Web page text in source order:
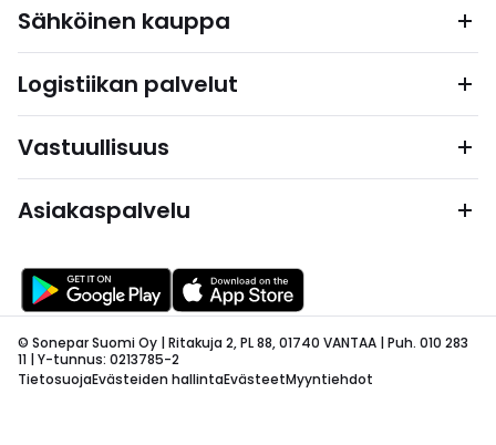
Sähköinen kauppa
Logistiikan palvelut
Vastuullisuus
Asiakaspalvelu
© Sonepar Suomi Oy | Ritakuja 2, PL 88, 01740 VANTAA | Puh. 010 283
11 | Y-tunnus: 0213785-2
TietosuojaEvästeiden hallintaEvästeetMyyntiehdot